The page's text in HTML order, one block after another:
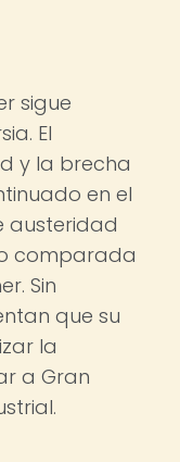
sigue
El
y la brecha
en el
austeridad
comparada
Sin
que su
la
a Gran